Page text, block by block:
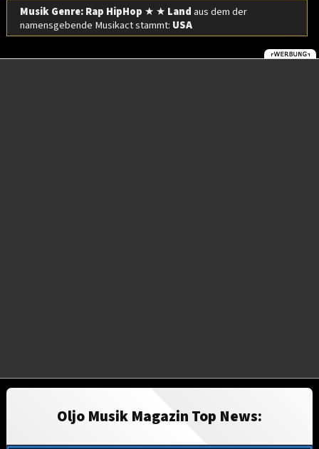
Musik Genre: Rap HipHop ★ ★ Landaus dem der
namensgebende Musikact stammt: USA
Oljo Musik Magazin Top News: